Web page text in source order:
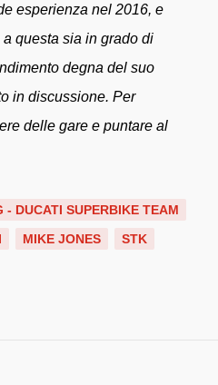
esperienza nel 2016, e
questa sia in grado di
degna del suo
in discussione. Per
delle gare e puntare al
- DUCATI SUPERBIKE TEAM
MIKE JONES STK